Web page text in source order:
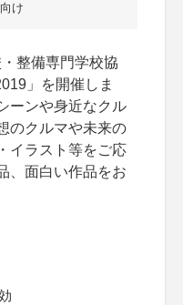
け
整備専門学校協
」を開催しま
ーンや身近なクル
のクルマや未来の
イラスト等をご応
、面白い作品をお